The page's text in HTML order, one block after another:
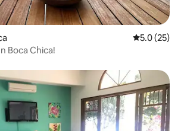
Calificación
5.0 (25)
Boca Chica!